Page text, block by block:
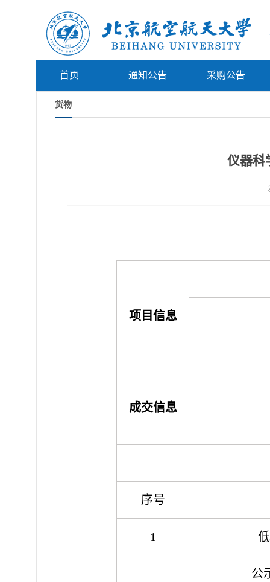
首页 通知公告 采购公告
货物
仪器科
项目信息
成交信息
序号
1
公